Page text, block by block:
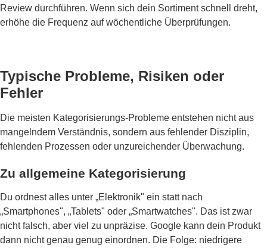
Review durchführen. Wenn sich dein Sortiment schnell dreht,
erhöhe die Frequenz auf wöchentliche Überprüfungen.
Typische Probleme, Risiken oder
Fehler
Die meisten Kategorisierungs-Probleme entstehen nicht aus
mangelndem Verständnis, sondern aus fehlender Disziplin,
fehlenden Prozessen oder unzureichender Überwachung.
Zu allgemeine Kategorisierung
Du ordnest alles unter „Elektronik" ein statt nach
„Smartphones", „Tablets" oder „Smartwatches". Das ist zwar
nicht falsch, aber viel zu unpräzise. Google kann dein Produkt
dann nicht genau genug einordnen. Die Folge: niedrigere